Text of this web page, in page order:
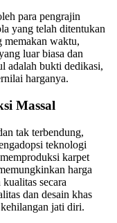
para pengrajin
yang telah ditentukan
memakan waktu,
luar biasa dan
adalah bukti dedikasi,
harganya.
Massal
tak terbendung,
teknologi
karpet
harga
secara
dan desain khas
jati diri.